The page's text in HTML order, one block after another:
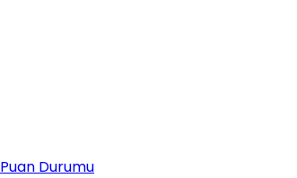
Puan Durumu